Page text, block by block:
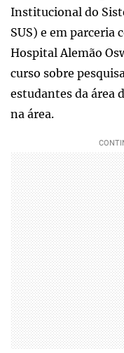
Institucional do
SUS) e em parceria
Hospital Alemão
curso sobre
estudantes da área
na área.